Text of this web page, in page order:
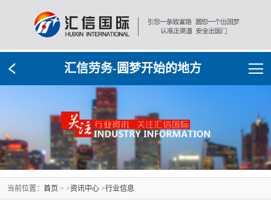
汇信劳务-圆梦开始的地方
当前位置： 首页 > >资讯中心 >行业信息